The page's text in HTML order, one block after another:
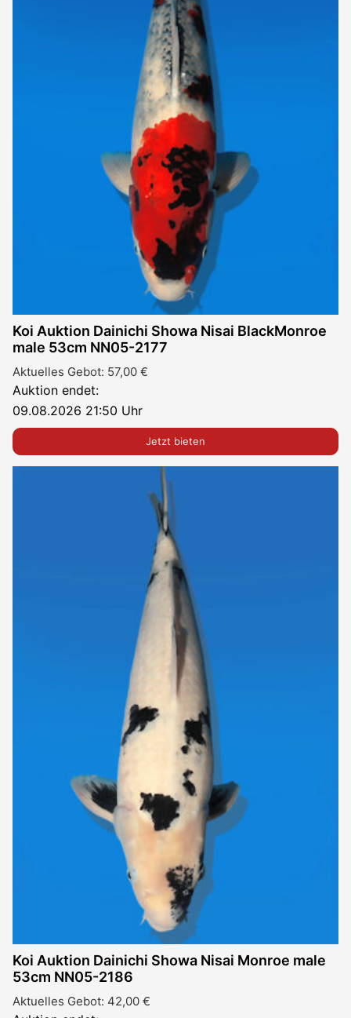
Koi Auktion Dainichi Showa Nisai BlackMonroe
male 53cm NN05-2177
Aktuelles Gebot: 57,00 €
Auktion endet:
09.08.2026 21:50 Uhr
Jetzt bieten
Koi Auktion Dainichi Showa Nisai Monroe male
53cm NN05-2186
Aktuelles Gebot: 42,00 €